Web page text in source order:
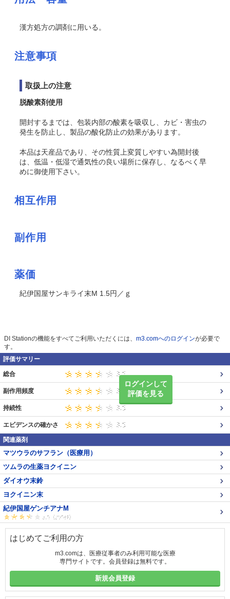
漢方処方の調剤に用いる。
注意事項
取扱上の注意
脱酸素剤使用
開封するまでは、包装内部の酸素を吸収し、カビ・害虫の
発生を防止し、製品の酸化防止の効果があります。
本品は天産品であり、その性質上変質しやすい為開封後
は、低温・低湿で通気性の良い場所に保存し、なるべく早
めに御使用下さい。
相互作用
副作用
薬価
紀伊国屋サンキライ末M 1.5円／ｇ
DI Stationの機能をすべてご利用いただくには、 m3.comへのログインが必要で
す。
評価サマリー
ログインして
評価を見る
総合
副作用頻度
持続性
エビデンスの確かさ
関連薬剤
マツウラのサフラン（医療用）
ツムラの生薬ヨクイニン
ダイオウ末鈴
ヨクイニン末
紀伊国屋ゲンチアナM
はじめてご利用の方
m3.comは、医療従事者のみ利用可能な医療
専門サイトです。会員登録は無料です。
新規会員登録